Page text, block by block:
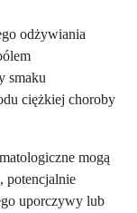
odżywiania
smaku
ciężkiej choroby
mogą
potencjalnie
uporczywy lub